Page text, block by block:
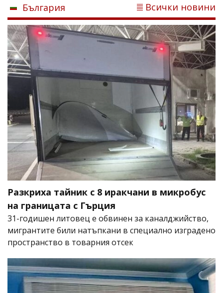
България Всички новини
Разкриха тайник с 8 иракчани в микробус
на границата с Гърция
31-годишен литовец е обвинен за каналджийство,
мигрантите били натъпкани в специално изградено
пространство в товарния отсек